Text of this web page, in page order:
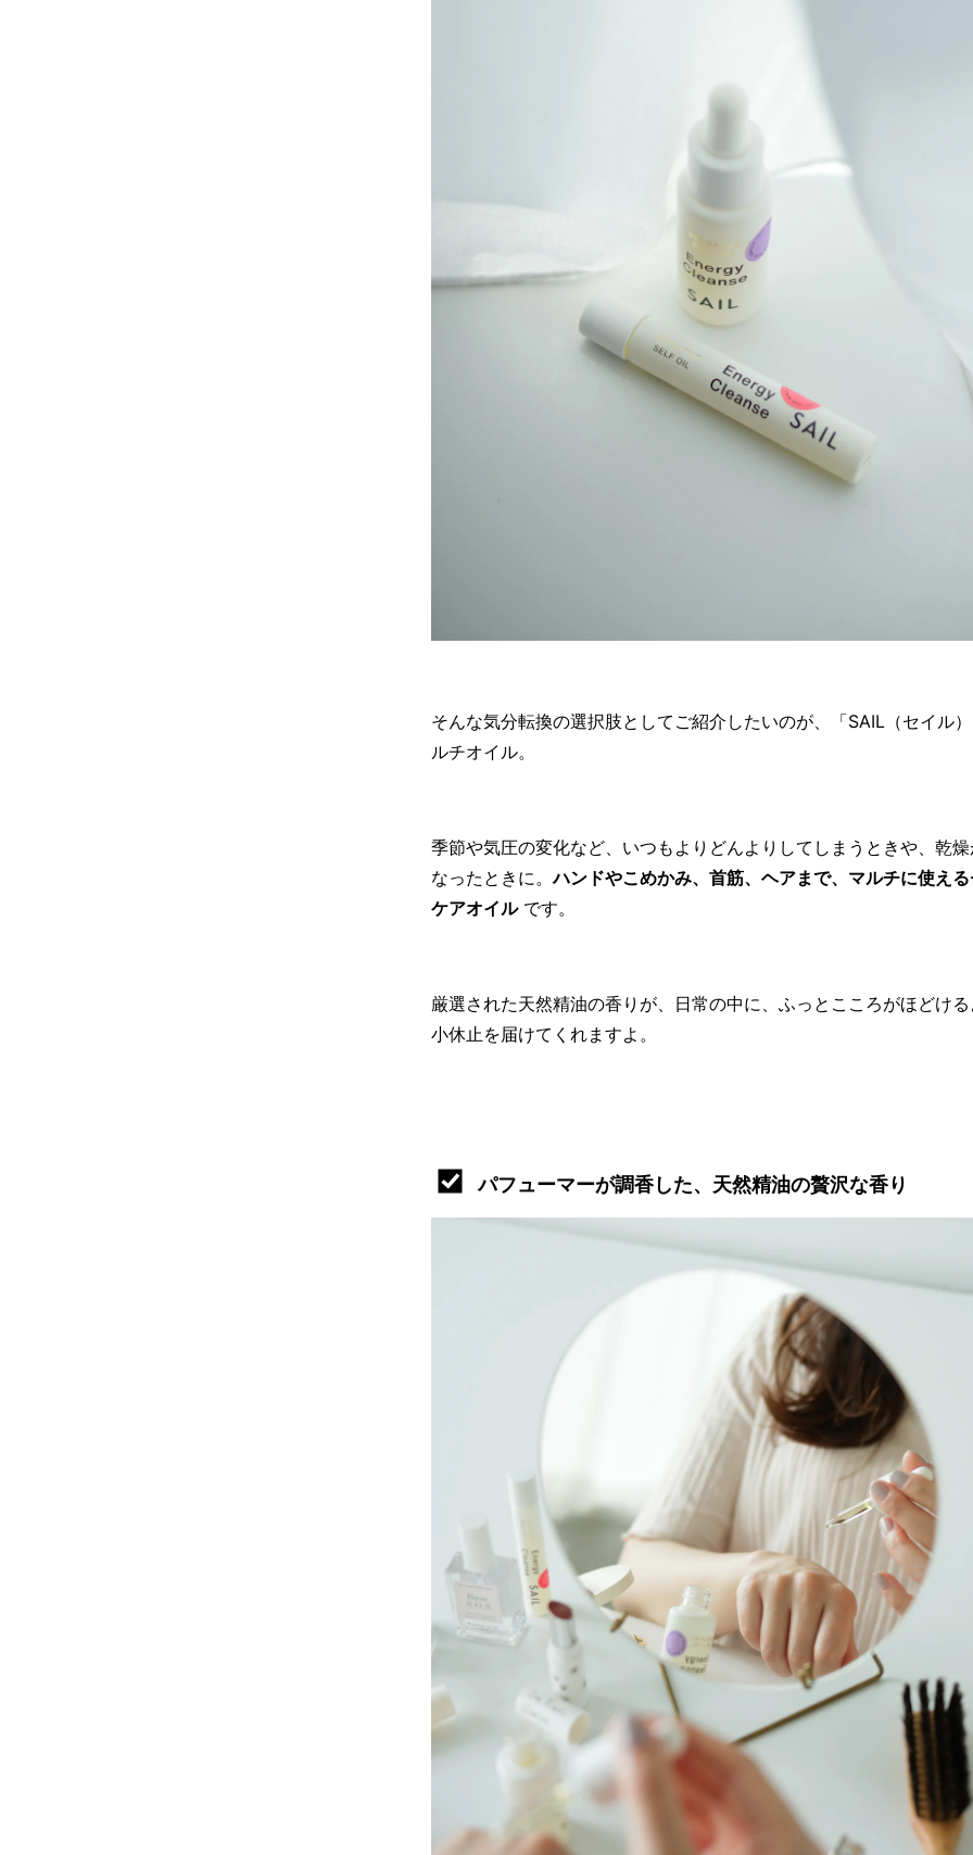
そんな気分転換の選択肢としてご紹介したいのが、「SAIL（セイル
ルチオイル。
季節や気圧の変化など、いつもよりどんよりしてしまうときや、乾
なったときに。ハンドやこめかみ、首筋、ヘアまで、マルチに使え
ケアオイルです。
厳選された天然精油の香りが、日常の中に、ふっとこころがほどけ
小休止を届けてくれますよ。
パフューマーが調香した、天然精油の贅沢な香り